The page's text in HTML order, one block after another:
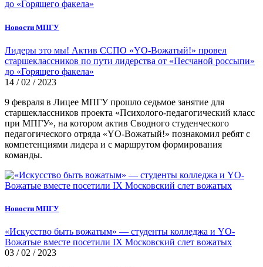
Новости МПГУ
Лидеры это мы! Актив ССПО «YO-Вожатый!» провел
старшеклассников по пути лидерства от «Песчаной россыпи»
до «Горящего факела»
14 / 02 / 2023
9 февраля в Лицее МПГУ прошло седьмое занятие для
старшеклассников проекта «Психолого-педагогический класс
при МПГУ», на котором актив Сводного студенческого
педагогического отряда «YO-Вожатый!» познакомил ребят с
компетенциями лидера и с маршрутом формирования
команды.
Новости МПГУ
«Искусство быть вожатым» — студенты колледжа и YO-
Вожатые вместе посетили IX Московский слет вожатых
03 / 02 / 2023